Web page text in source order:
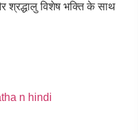
श्रद्धालु विशेष भक्ति के साथ